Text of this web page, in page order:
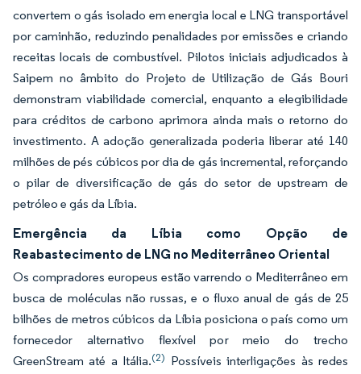
convertem o gás isolado em energia local e LNG transportável
por caminhão, reduzindo penalidades por emissões e criando
receitas locais de combustível. Pilotos iniciais adjudicados à
Saipem no âmbito do Projeto de Utilização de Gás Bouri
demonstram viabilidade comercial, enquanto a elegibilidade
para créditos de carbono aprimora ainda mais o retorno do
investimento. A adoção generalizada poderia liberar até 140
milhões de pés cúbicos por dia de gás incremental, reforçando
o pilar de diversificação de gás do setor de upstream de
petróleo e gás da Líbia.
Emergência da Líbia como Opção de
Reabastecimento de LNG no Mediterrâneo Oriental
Os compradores europeus estão varrendo o Mediterrâneo em
busca de moléculas não russas, e o fluxo anual de gás de 25
bilhões de metros cúbicos da Líbia posiciona o país como um
fornecedor alternativo flexível por meio do trecho
GreenStream até a Itália.(2) Possíveis interligações às redes